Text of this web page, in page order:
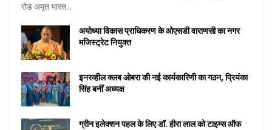
रोड अमृत भारत...
अयोध्या विकास प्राधिकरण के ओएसडी वाराणसी का नगर
मजिस्ट्रेट नियुक्त
इनरव्हील क्लब ओबरा की नई कार्यकारिणी का गठन, प्रियंका
सिंह बनीं अध्यक्ष
ग्रीन इलेक्शन पहल के लिए डॉ. हीरा लाल को टाइम्स ऑफ